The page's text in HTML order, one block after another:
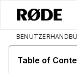
Table of